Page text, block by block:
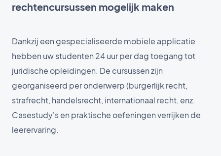
rechtencursussen mogelijk maken
Dankzij een gespecialiseerde mobiele applicatie
hebben uw studenten 24 uur per dag toegang tot
juridische opleidingen. De cursussen zijn
georganiseerd per onderwerp (burgerlijk recht,
strafrecht, handelsrecht, internationaal recht, enz.
Casestudy's en praktische oefeningen verrijken de
leerervaring.